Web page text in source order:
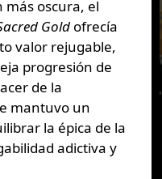
oscura, el
Goldofrecía
valor rejugable,
progresión de
de la
mantuvo un
la épica de la
adictiva y